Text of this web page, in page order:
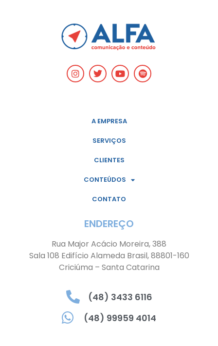
A EMPRESA
SERVIÇOS
CLIENTES
CONTEÚDOS
CONTATO
ENDEREÇO
Rua Major Acácio Moreira, 388
Sala 108 Edifício Alameda Brasil, 88801-160
Criciúma – Santa Catarina
(48) 3433 6116
(48) 99959 4014